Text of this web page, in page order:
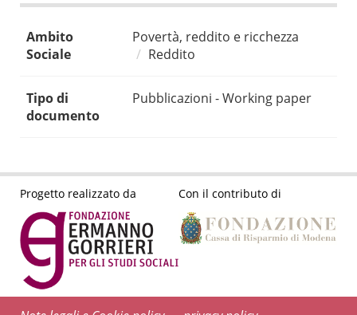
Ambito
Sociale
Povertà, reddito e ricchezza
Reddito
Tipo di
documento
Pubblicazioni - Working paper
Progetto realizzato da Con il contributo di